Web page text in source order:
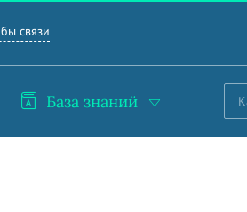
связи
База знаний